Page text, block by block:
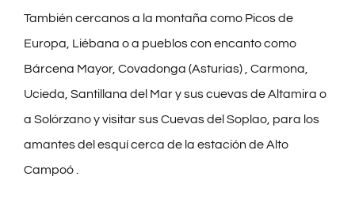
También cercanos a la montaña como Picos de
Europa, Liébana o a pueblos con encanto como
Bárcena Mayor, Covadonga (Asturias) , Carmona,
Ucieda, Santillana del Mar y sus cuevas de Altamira o
a Solórzano y visitar sus Cuevas del Soplao, para los
amantes del esquí cerca de la estación de Alto
Campoó .